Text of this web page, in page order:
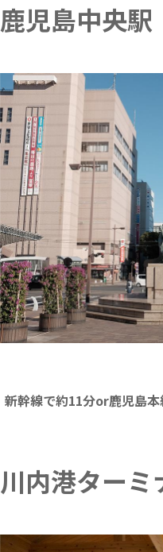
鹿児島中央駅
新幹線で約11分or鹿児島
川内港ターミ